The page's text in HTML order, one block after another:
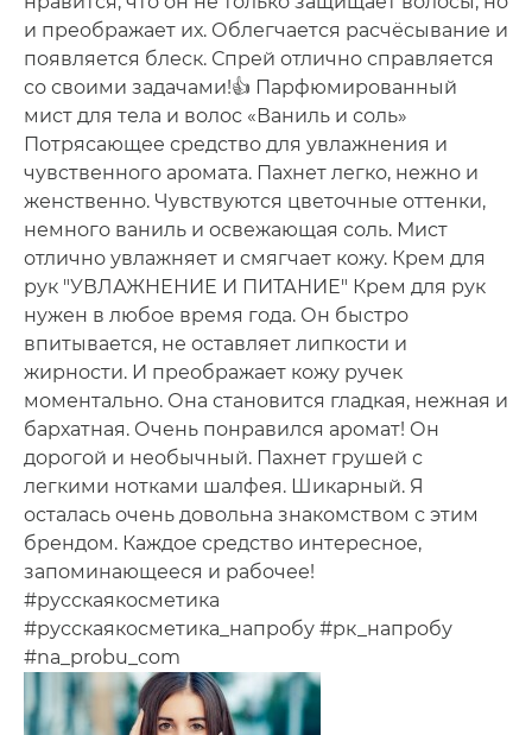
и преображает их. Облегчается расчёсывание и
появляется блеск. Спрей отлично справляется
со своими задачами!👍 Парфюмированный
мист для тела и волос «Ваниль и соль»
Потрясающее средство для увлажнения и
чувственного аромата. Пахнет легко, нежно и
женственно. Чувствуются цветочные оттенки,
немного ваниль и освежающая соль. Мист
отлично увлажняет и смягчает кожу. Крем для
рук "УВЛАЖНЕНИЕ И ПИТАНИЕ" Крем для рук
нужен в любое время года. Он быстро
впитывается, не оставляет липкости и
жирности. И преображает кожу ручек
моментально. Она становится гладкая, нежная и
бархатная. Очень понравился аромат! Он
дорогой и необычный. Пахнет грушей с
легкими нотками шалфея. Шикарный. Я
осталась очень довольна знакомством с этим
брендом. Каждое средство интересное,
запоминающееся и рабочее!
#русскаякосметика
#русскаякосметика_напробу #рк_напробу
#na_probu_com